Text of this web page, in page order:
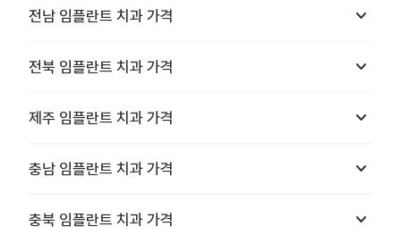
전남 임플란트 치과 가격 keyboard_arrow_down
전북 임플란트 치과 가격 keyboard_arrow_down
제주 임플란트 치과 가격 keyboard_arrow_down
충남 임플란트 치과 가격 keyboard_arrow_down
충북 임플란트 치과 가격 keyboard_arrow_down